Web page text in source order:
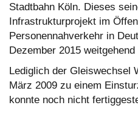
Stadtbahn Köln. Dieses
Infrastrukturprojekt im
Personennahverkehr in
Dezember 2015
Lediglich der Gleiswechsel
März 2009 zu einem
konnte noch nicht